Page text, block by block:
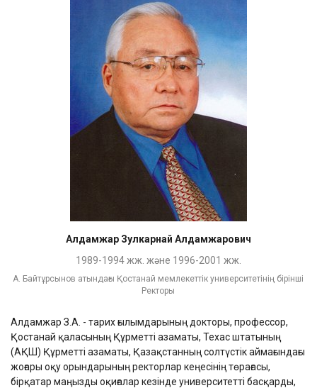
Алдамжар Зулкарнай Алдамжарович
1989-1994 жж. және 1996-2001 жж.
А. Байтұрсынов атындағы Қостанай мемлекеттік университетінің бірінші
Ректоры
Алдамжар З.А. - тарих ғылымдарының докторы, профессор,
Қостанай қаласының Құрметті азаматы, Техас штатының
(АҚШ) Құрметті азаматы, Қазақстанның солтүстік аймағындағы
жоғары оқу орындарының ректорлар кеңесінің төрағасы,
бірқатар маңызды оқиғалар кезінде университетті басқарды,